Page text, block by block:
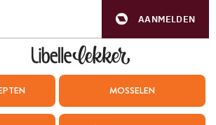
AANMELDEN
MOSSELEN